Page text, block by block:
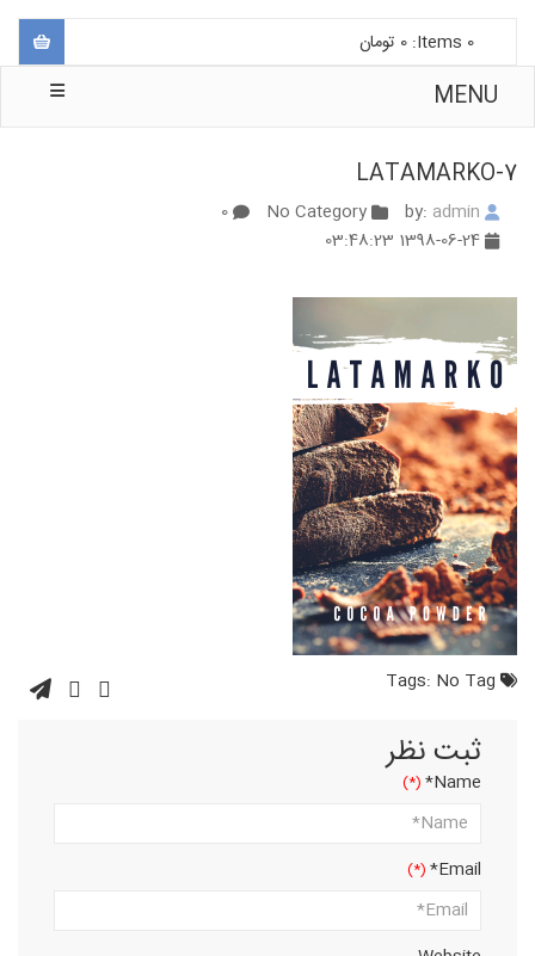
0
Items:
0 تومان
MENU
LATAMARKO-7
admin
No Tag
ثبت نظر
Name*
Email*